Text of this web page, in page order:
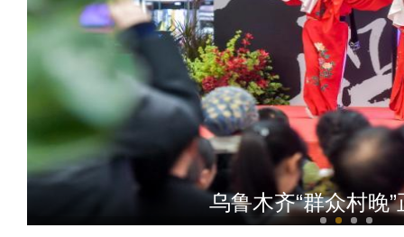
新疆铁门关：迎数千只灰
乌鲁木齐“群众村晚